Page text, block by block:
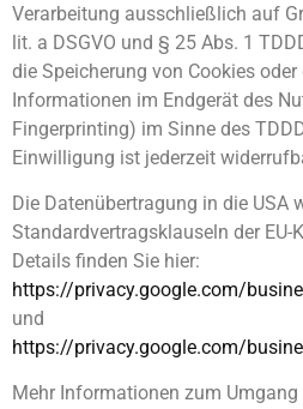
Verarbeitung ausschließlich auf
lit. a DSGVO und § 25 Abs. 1
die Speicherung von Cookies
Informationen im Endgerät des
Fingerprinting) im Sinne des
Einwilligung ist jederzeit
Die Datenübertragung in die USA
Standardvertragsklauseln der
Details finden Sie hier:
https://privacy.google.com/
und
https://privacy.google.com/
Mehr Informationen zum